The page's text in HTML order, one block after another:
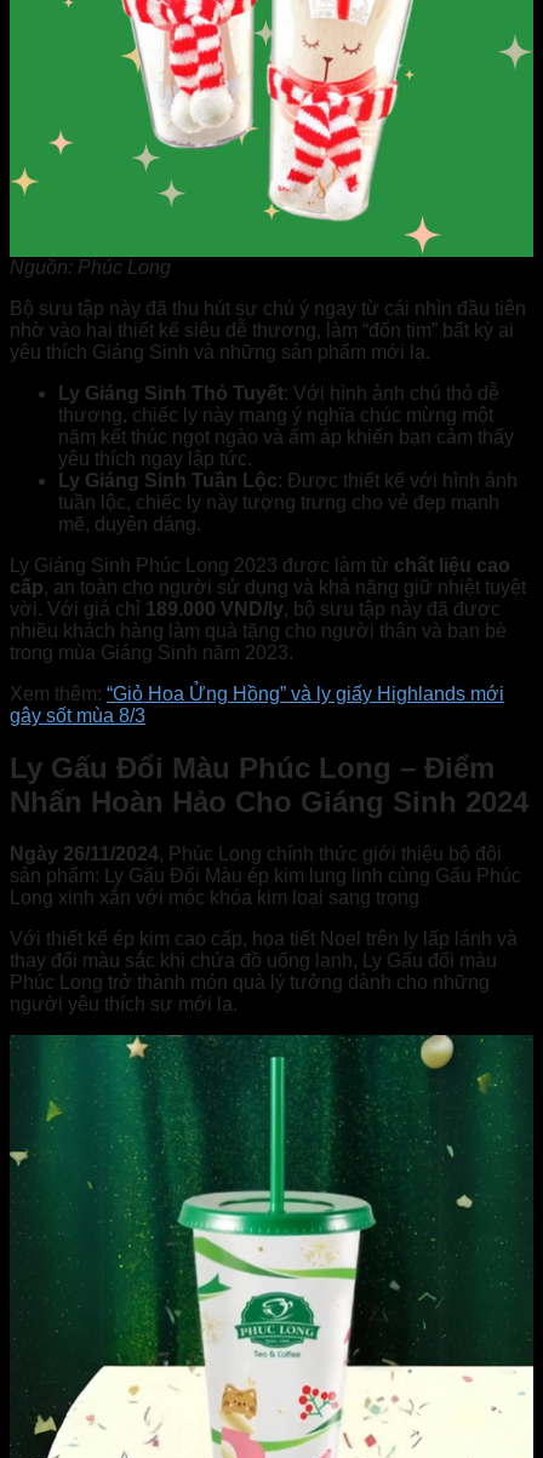
Nguồn: Phúc Long
Bộ sưu tập này đã thu hút sự chú ý ngay từ cái nhìn đầu tiên
nhờ vào hai thiết kế siêu dễ thương, làm “đốn tim” bất kỳ ai
yêu thích Giáng Sinh và những sản phẩm mới lạ.
Ly Giáng Sinh Thỏ Tuyết: Với hình ảnh chú thỏ dễ
thương, chiếc ly này mang ý nghĩa chúc mừng một
năm kết thúc ngọt ngào và ấm áp khiến bạn cảm thấy
yêu thích ngay lập tức.
Ly Giáng Sinh Tuần Lộc: Được thiết kế với hình ảnh
tuần lộc, chiếc ly này tượng trưng cho vẻ đẹp mạnh
mẽ, duyên dáng.
Ly Giáng Sinh Phúc Long 2023 được làm từ chất liệu cao
cấp, an toàn cho người sử dụng và khả năng giữ nhiệt tuyệt
vời. Với giá chỉ 189.000 VND/ly, bộ sưu tập này đã được
nhiều khách hàng làm quà tặng cho người thân và bạn bè
trong mùa Giáng Sinh năm 2023.
Xem thêm: “Giỏ Hoa Ửng Hồng” và ly giấy Highlands mới
gây sốt mùa 8/3
Ly Gấu Đổi Màu Phúc Long – Điểm
Nhấn Hoàn Hảo Cho Giáng Sinh 2024
Ngày 26/11/2024, Phúc Long chính thức giới thiệu bộ đôi
sản phẩm: Ly Gấu Đổi Màu ép kim lung linh cùng Gấu Phúc
Long xinh xắn với móc khóa kim loại sang trọng
Với thiết kế ép kim cao cấp, họa tiết Noel trên ly lấp lánh và
thay đổi màu sắc khi chứa đồ uống lạnh, Ly Gấu đổi màu
Phúc Long trở thành món quà lý tưởng dành cho những
người yêu thích sự mới lạ.